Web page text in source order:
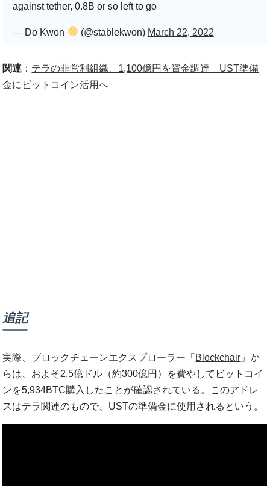
against tether, 0.8B or so left to go
— Do Kwon (@stablekwon) March 22, 2022
関連 ： テラの非営利組織、1,100億円を資金調達 UST準備
金にビットコイン活用へ
追記
実際、ブロックチェーンエクスプローラー「 Blockchair 」か
らは、およそ2.5億ドル（約300億円）を費やしてビットコイ
ンを5,934BTC購入したことが確認されている。このアドレ
スはテラ関連のもので、USTの準備金に使用されるという。